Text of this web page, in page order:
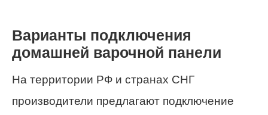
Варианты подключения
домашней варочной панели
На территории РФ и странах СНГ
производители предлагают подключение